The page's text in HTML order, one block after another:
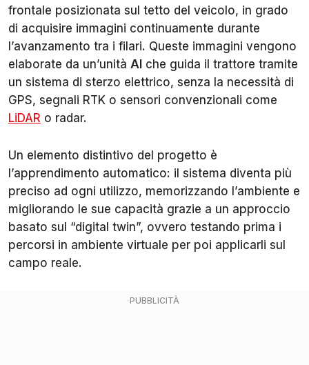
frontale posizionata sul tetto del veicolo, in grado
di acquisire immagini continuamente durante
l’avanzamento tra i filari. Queste immagini vengono
elaborate da un’unità AI che guida il trattore tramite
un sistema di sterzo elettrico, senza la necessità di
GPS, segnali RTK o sensori convenzionali come
LiDAR o radar.
Un elemento distintivo del progetto è
l’apprendimento automatico: il sistema diventa più
preciso ad ogni utilizzo, memorizzando l’ambiente e
migliorando le sue capacità grazie a un approccio
basato sul “digital twin”, ovvero testando prima i
percorsi in ambiente virtuale per poi applicarli sul
campo reale.